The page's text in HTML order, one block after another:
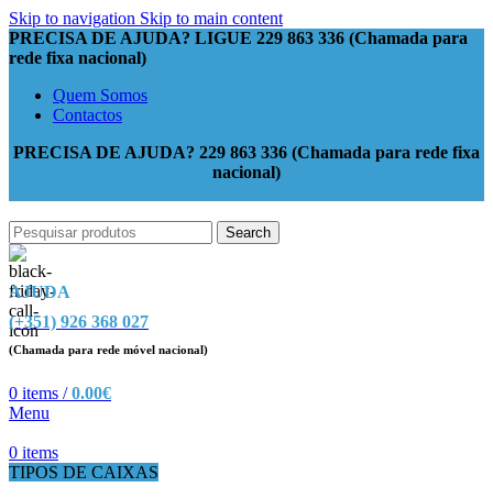
Skip to navigation Skip to main content
PRECISA DE AJUDA? LIGUE 229 863 336 (Chamada para
rede fixa nacional)
Quem Somos
Contactos
PRECISA DE AJUDA? 229 863 336 (Chamada para rede fixa
nacional)
Search
AJUDA
(+351) 926 368 027
(Chamada para rede móvel nacional)
0 items / 0.00€
Menu
0 items
TIPOS DE CAIXAS